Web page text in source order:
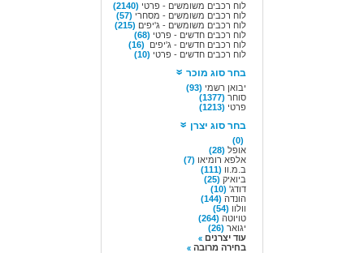
לוח רכבים משומשים - פרטי (2140)
לוח רכבים משומשים - מסחרי (57)
לוח רכבים משומשים - ג'יפים (215)
לוח רכבים חדשים - פרטי (68)
לוח רכבים חדשים - ג'יפים
(16)
לוח רכבים חדשים - פרטי (10)
בחר סוג מוכר
יבואן רשמי (93)
סוחר (1377)
פרטי (1213)
בחר סוג יצרן
(0)
אופל (28)
אלפא רומיאו (7)
ב.מ.וו (111)
ביואיק (25)
דודג' (10)
הונדה (144)
וולוו (54)
טויוטה (264)
יגואר (26)
עוד יצרנים
בחירה מרובה